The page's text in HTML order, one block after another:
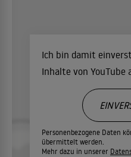
Ich bin damit
Inhalte von YouTube
Personenbezogene Daten
übermittelt werden.
Mehr dazu in unserer